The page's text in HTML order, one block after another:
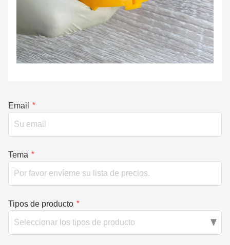
Email *
Tema *
Tipos de producto *